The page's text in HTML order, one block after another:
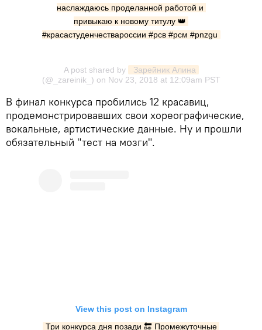
наслаждаюсь проделанной работой и
привыкаю к новому титулу 👑
#красастуденчествароссии #рсв #рсм #pnzgu
A post shared by
Зарейник Алина
(@_zareinik_) on Nov 23, 2018 at 12:09am PST
В финал конкурса пробились 12 красавиц,
продемонстрировавших свои хореографические,
вокальные, артистические данные. Ну и прошли
обязательный "тест на мозги".
View this post on Instagram
Три конкурса дня позади 🔚 Промежуточные